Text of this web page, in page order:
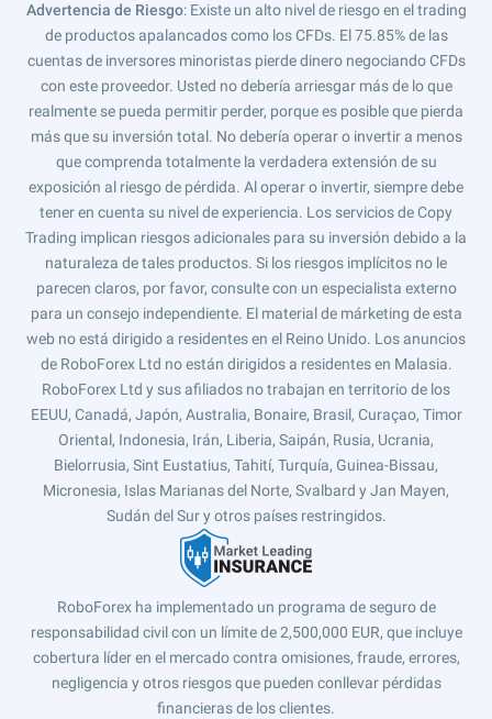
Advertencia de Riesgo: Existe un alto nivel de riesgo en el trading
de productos apalancados como los CFDs. El 75.85% de las
cuentas de inversores minoristas pierde dinero negociando CFDs
con este proveedor. Usted no debería arriesgar más de lo que
realmente se pueda permitir perder, porque es posible que pierda
más que su inversión total. No debería operar o invertir a menos
que comprenda totalmente la verdadera extensión de su
exposición al riesgo de pérdida. Al operar o invertir, siempre debe
tener en cuenta su nivel de experiencia. Los servicios de Copy
Trading implican riesgos adicionales para su inversión debido a la
naturaleza de tales productos. Si los riesgos implícitos no le
parecen claros, por favor, consulte con un especialista externo
para un consejo independiente. El material de márketing de esta
web no está dirigido a residentes en el Reino Unido. Los anuncios
de RoboForex Ltd no están dirigidos a residentes en Malasia.
RoboForex Ltd y sus afiliados no trabajan en territorio de los
EEUU, Canadá, Japón, Australia, Bonaire, Brasil, Curaçao, Timor
Oriental, Indonesia, Irán, Liberia, Saipán, Rusia, Ucrania,
Bielorrusia, Sint Eustatius, Tahití, Turquía, Guinea-Bissau,
Micronesia, Islas Marianas del Norte, Svalbard y Jan Mayen,
Sudán del Sur y otros países restringidos.
RoboForex ha implementado un programa de seguro de
responsabilidad civil con un límite de 2,500,000 EUR, que incluye
cobertura líder en el mercado contra omisiones, fraude, errores,
negligencia y otros riesgos que pueden conllevar pérdidas
financieras de los clientes.